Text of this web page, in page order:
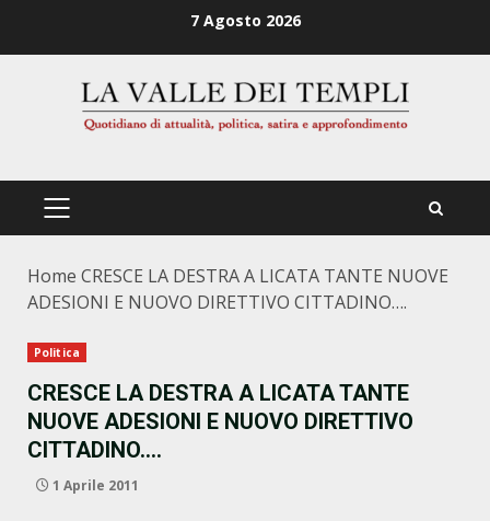
7 Agosto 2026
PRIMÄRES
Home CRESCE LA DESTRA A LICATA TANTE NUOVE
ADESIONI E NUOVO DIRETTIVO CITTADINO….
Politica
CRESCE LA DESTRA A LICATA TANTE
NUOVE ADESIONI E NUOVO DIRETTIVO
CITTADINO….
1 Aprile 2011